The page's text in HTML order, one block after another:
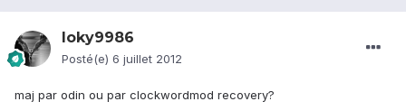
loky9986
Posté(e) 6 juillet 2012
maj par odin ou par clockwordmod recovery?